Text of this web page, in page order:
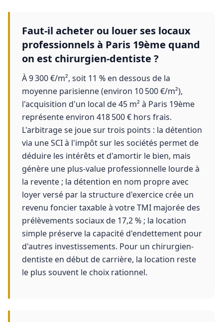
Faut-il acheter ou louer ses locaux
professionnels à Paris 19ème quand
on est chirurgien-dentiste ?
À 9 300 €/m², soit 11 % en dessous de la
moyenne parisienne (environ 10 500 €/m²),
l'acquisition d'un local de 45 m² à Paris 19ème
représente environ 418 500 € hors frais.
L'arbitrage se joue sur trois points : la détention
via une SCI à l'impôt sur les sociétés permet de
déduire les intérêts et d'amortir le bien, mais
génère une plus-value professionnelle lourde à
la revente ; la détention en nom propre avec
loyer versé par la structure d'exercice crée un
revenu foncier taxable à votre TMI majorée des
prélèvements sociaux de 17,2 % ; la location
simple préserve la capacité d'endettement pour
d'autres investissements. Pour un chirurgien-
dentiste en début de carrière, la location reste
le plus souvent le choix rationnel.